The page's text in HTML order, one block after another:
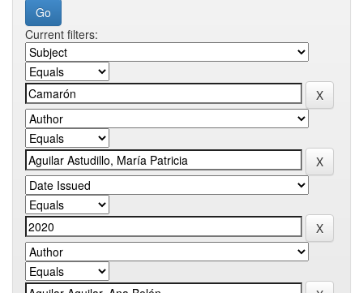
Current filters: